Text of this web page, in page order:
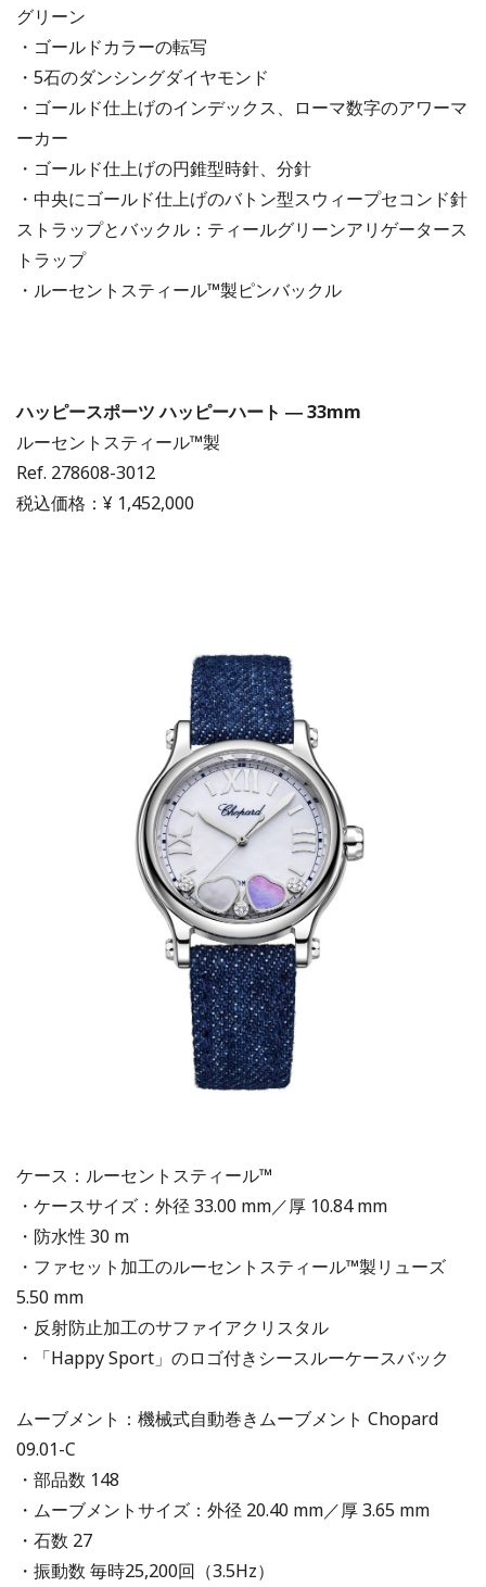
グリーン
・ゴールドカラーの転写
・5石のダンシングダイヤモンド
・ゴールド仕上げのインデックス、ローマ数字のアワーマ
ーカー
・ゴールド仕上げの円錐型時針、分針
・中央にゴールド仕上げのバトン型スウィープセコンド針
ストラップとバックル：ティールグリーンアリゲータース
トラップ
・ルーセントスティール™製ピンバックル
ハッピースポーツ ハッピーハート ― 33mm
ルーセントスティール™製
Ref. 278608-3012
税込価格：¥ 1,452,000
ケース：ルーセントスティール™
・ケースサイズ：外径 33.00 mm／厚 10.84 mm
・防水性 30 m
・ファセット加工のルーセントスティール™製リューズ
5.50 mm
・反射防止加工のサファイアクリスタル
・「Happy Sport」のロゴ付きシースルーケースバック
ムーブメント：機械式自動巻きムーブメント Chopard
09.01-C
・部品数 148
・ムーブメントサイズ：外径 20.40 mm／厚 3.65 mm
・石数 27
・振動数 毎時25,200回（3.5Hz）